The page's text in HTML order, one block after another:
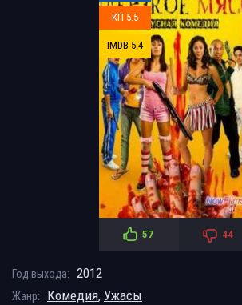
КП 5.5
IMDB 5.4
57 44
Год выхода: 2012
Жанр: Комедия, Ужасы